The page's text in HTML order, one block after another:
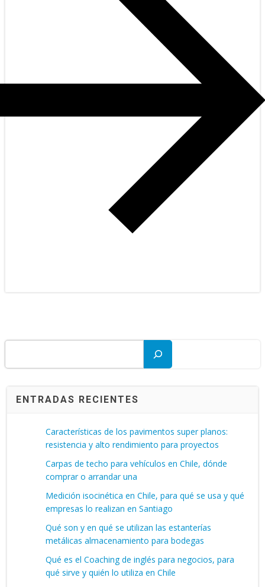
ENTRADAS RECIENTES
Características de los pavimentos super planos:
resistencia y alto rendimiento para proyectos
Carpas de techo para vehículos en Chile, dónde
comprar o arrandar una
Medición isocinética en Chile, para qué se usa y qué
empresas lo realizan en Santiago
Qué son y en qué se utilizan las estanterías
metálicas almacenamiento para bodegas
Qué es el Coaching de inglés para negocios, para
qué sirve y quién lo utiliza en Chile